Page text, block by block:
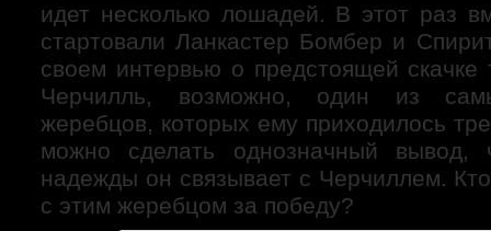
идет несколько лошадей. В этот раз
стартовали Ланкастер Бомбер и
своем интервью о предстоящей скачке
Черчилль, возможно, один из
жеребцов, которых ему приходилось
можно сделать однозначный вывод,
надежды он связывает с Черчиллем.
с этим жеребцом за победу?